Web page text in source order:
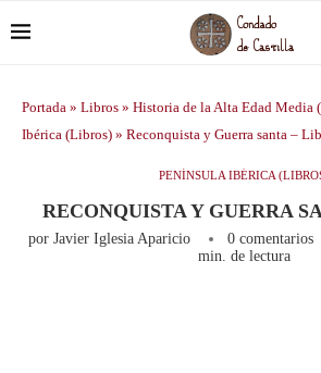
Portada » Libros » Historia de la Alta Edad Media
Ibérica (Libros) » Reconquista y Guerra santa –
PENÍNSULA IBÉRICA
RECONQUISTA Y GUERRA
por Javier Iglesia Aparicio 0 comentarios
min. de lectura